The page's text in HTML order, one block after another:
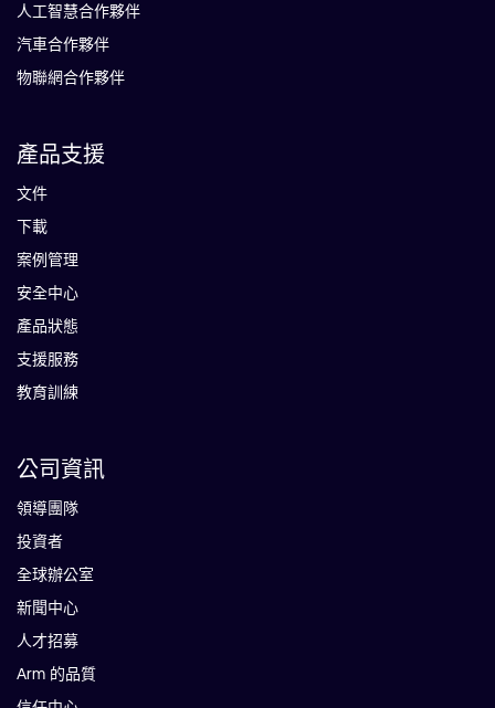
人工智慧合作夥伴
汽車合作夥伴
物聯網合作夥伴
產品支援
文件
下載
案例管理
安全中心
產品狀態
支援服務
教育訓練
公司資訊
領導團隊
投資者
全球辦公室
新聞中心
人才招募
Arm 的品質